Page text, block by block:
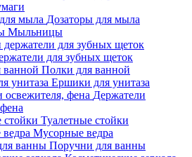
Дозаторы для мыла
Мыльницы
для зубных щеток
Полки для ванной
Ершики для унитаза
Держатели
Туалетные стойки
Мусорные ведра
Поручни для ванны